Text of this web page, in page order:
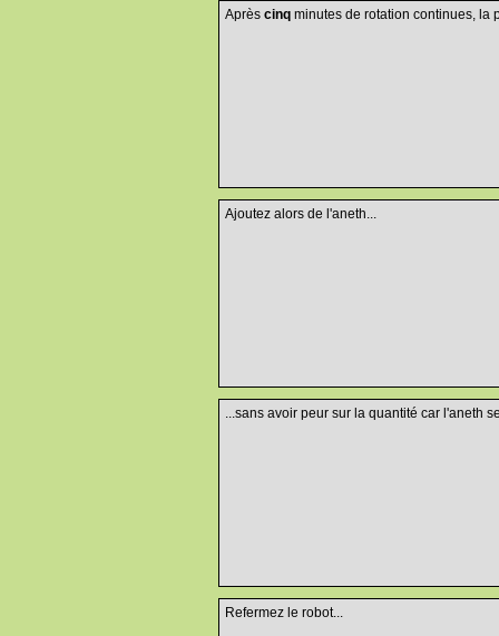
Aprèscinq minutes de rotation continues, la
Ajoutez alors de l'aneth...
...sans avoir peur sur la quantité car l'aneth
Refermez le robot...